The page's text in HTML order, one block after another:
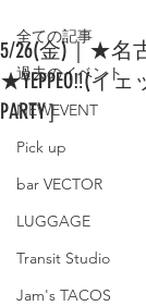
全ての記事
過去のイベント
NEWEVENT
Pick up
bar VECTOR
LUGGAGE
Transit Studio
Jam's TACOS
5/26(金)｜★名
★YEPPEO‼(イ
PARTY］